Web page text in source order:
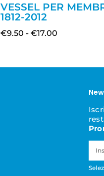
VESSEL PER
1812-2012
€9.50 - €17.00